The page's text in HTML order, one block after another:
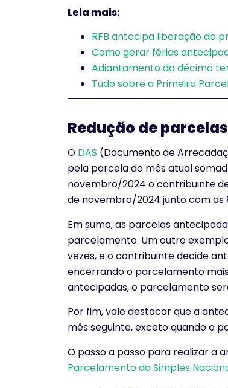
Leia mais:
RFB antecipa liberação do
Como gerar férias
Adiantamento do décimo
Tudo sobre a Primeira
Redução de
O DAS (Documento de
pela parcela do mês atual
novembro/2024 o contribuinte
de novembro/2024 junto com as
Em suma, as parcelas
parcelamento. Um outro
vezes, e o contribuinte decide
encerrando o parcelamento
antecipadas, o parcelamento
Por fim, vale destacar que a
mês seguinte, exceto quando o
O passo a passo para realizar a
Parcelamento do Simples